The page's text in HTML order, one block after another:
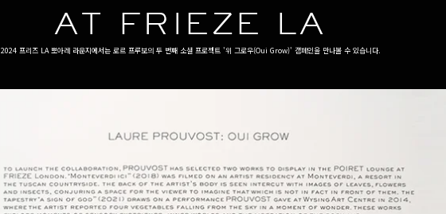
AT FRIEZE LA
2024 프리즈 LA 뽀아레 라운지에서는 로르 프루보의 두 번째 소셜 프로젝트 '위 그로우(Oui Grow)' 캠페인을 만나볼 수 있습니다.